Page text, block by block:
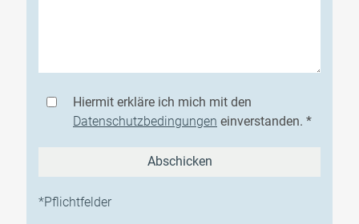
Hiermit erkläre ich mich mit den
Datenschutzbedingungen einverstanden. *
*Pflichtfelder